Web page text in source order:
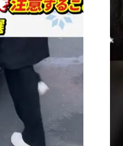
朝発バスとオリオンツ
ています。帰りの日程
ます。
夜発バスとオリオンツ
ています。帰りの日程
ます。